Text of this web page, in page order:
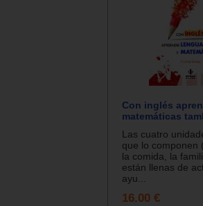
Con inglés
matemáticas
Las cuatro
que lo componen
la comida, la
están llenas de
ayu...
16.00 €